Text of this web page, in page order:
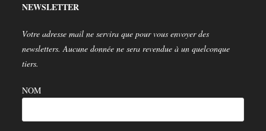
NEWSLETTER
Votre adresse mail ne servira que pour vous envoyer des
newsletters. Aucune donnée ne sera revendue à un quelconque
tiers.
NOM